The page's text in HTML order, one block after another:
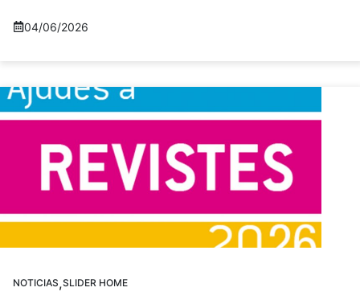
04/06/2026
NOTICIAS,SLIDER HOME